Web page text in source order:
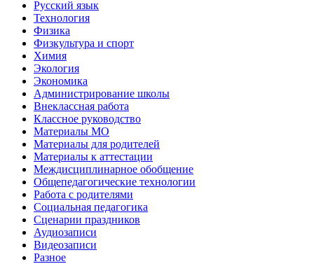
Русский язык
Технология
Физика
Физкультура и спорт
Химия
Экология
Экономика
Администрирование школы
Внеклассная работа
Классное руководство
Материалы МО
Материалы для родителей
Материалы к аттестации
Междисциплинарное обобщение
Общепедагогические технологии
Работа с родителями
Социальная педагогика
Сценарии праздников
Аудиозаписи
Видеозаписи
Разное